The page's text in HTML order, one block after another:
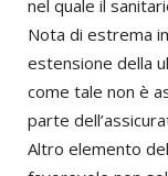
nel quale il
Nota di estrema
estensione della
come tale non è
parte
Altro elemento